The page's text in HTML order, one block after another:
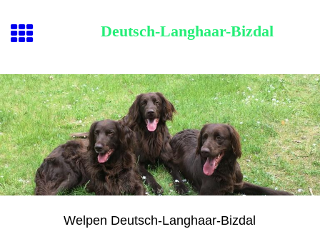
Deutsch-Langhaar-Bizdal
Welpen Deutsch-Langhaar-Bizdal